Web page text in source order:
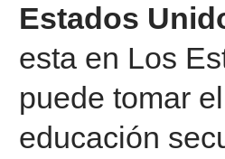
Estados
esta en Los
puede tomar
educación